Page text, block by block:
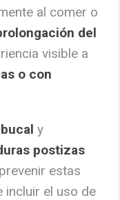
al comer o
del
visible a
o con
y
postizas
estas
incluir el uso de